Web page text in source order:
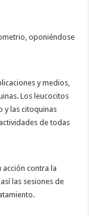
oponiéndose
y medios,
Los leucocitos
y las citoquinas
de todas
contra la
las sesiones de